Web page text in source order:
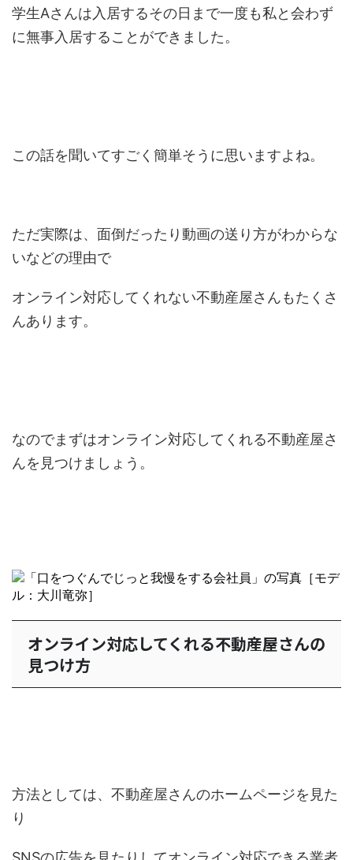
学生Aさんは入居するその日まで一度も私と会わず
に無事入居することができました。
この話を聞いてすごく簡単そうに思いますよね。
ただ実際は、面倒だったり動画の送り方がわからな
いなどの理由で
オンライン対応してくれない不動産屋さんもたくさ
んあります。
なのでまずはオンライン対応してくれる不動産屋さ
んを見つけましょう。
オンライン対応してくれる不動産屋さんの
見つけ方
方法としては、不動産屋さんのホームページを見た
り